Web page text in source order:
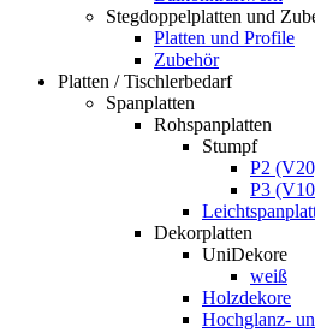
Stegdoppelplatten und
Platten und Profile
Zubehör
Platten / Tischlerbedarf
Spanplatten
Rohspanplatten
Stumpf
P2
P3
Dekorplatten
UniDekore
weiß
Holzdekore
Hochglanz-